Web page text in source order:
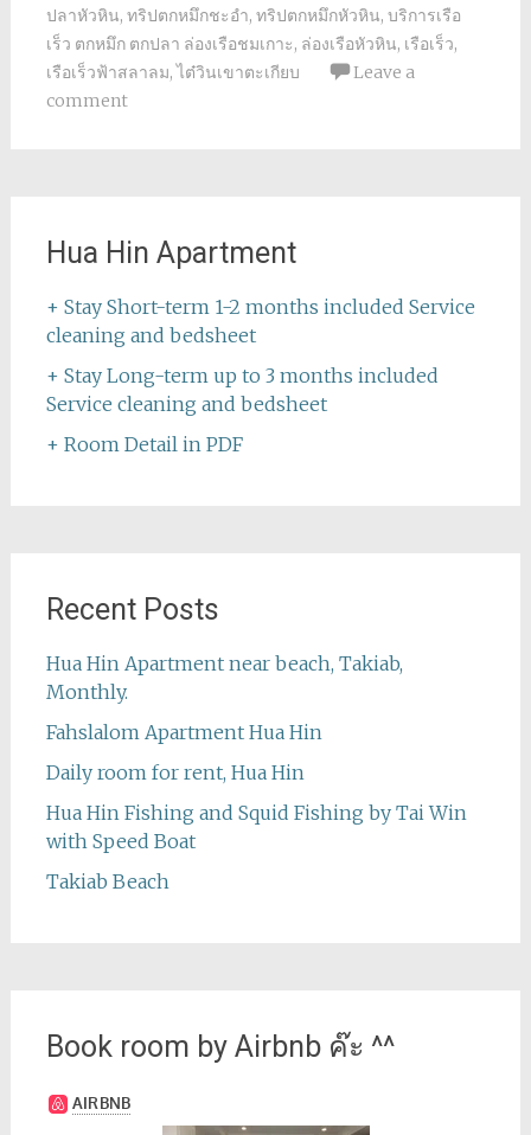
ปลาหัวหิน, ทริปตกหมึกชะอำ, ทริปตกหมึกหัวหิน, บริการเรือ
เร็ว ตกหมึก ตกปลา ล่องเรือชมเกาะ, ล่องเรือหัวหิน, เรือเร็ว,
เรือเร็วฟ้าสลาลม,ไต๋วินเขาตะเกียบ
Leave a
comment
Hua Hin Apartment
+ Stay Short-term 1-2 months included Service
cleaning and bedsheet
+ Stay Long-term up to 3 months included
Service cleaning and bedsheet
+ Room Detail in PDF
Recent Posts
Hua Hin Apartment near beach, Takiab,
Monthly.
Fahslalom Apartment Hua Hin
Daily room for rent, Hua Hin
Hua Hin Fishing and Squid Fishing by Tai Win
with Speed Boat
Takiab Beach
Book room by Airbnb ค๊ะ ^^